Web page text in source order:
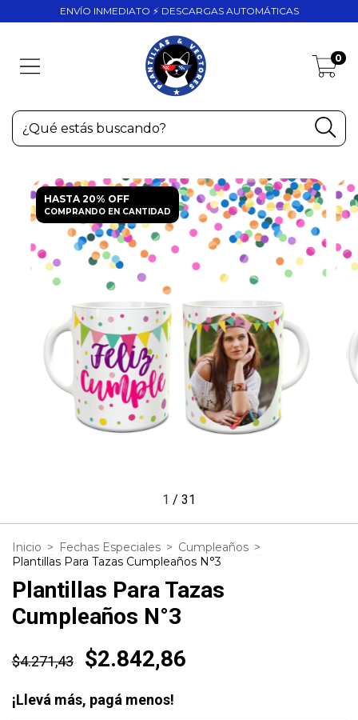
ENVÍO INMEDIATO ⚡ DESCARGAS AUTOMÁTICAS
0
HASTA 20% OFF
COMPRANDO EN CANTIDAD
1 / 31
Inicio > Fechas Especiales > Cumpleaños >
Plantillas Para Tazas Cumpleaños N°3
Plantillas Para Tazas
Cumpleaños N°3
$4.271,43 $2.842,86
¡Llevá más, pagá menos!